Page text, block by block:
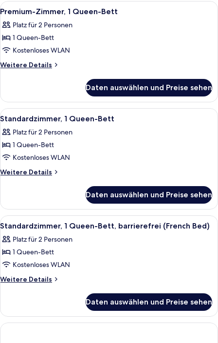
Alle
Fotos
für
Premium-
Zimmer,
1
anzeigen
Ein modernes Hotelzimmer mit
6
Premium-Zimmer, 1 Queen-Bett
Platz für 2 Personen
1 Queen-Bett
Kostenloses WLAN
Weitere Details
Weitere
Zimmer,
Queen-
Daten auswählen und Preise sehen
Alle
Fotos
für
Standardzimmer,
1
Queen-
Ein Hotelzimmer mit einem großen
4
Standardzimmer, 1 Queen-Bett
Platz für 2 Personen
1 Queen-Bett
Kostenloses WLAN
Weitere Details
Weitere
1
Queen-
Bett
Daten auswählen und Preise sehen
Alle
Fotos
für
Standardzimmer,
1
Queen-
(French
Bed)
anzeigen
Ein Hotelzimmer mit einem großen
3
Standardzimmer, 1 Queen-Bett, barrierefrei (French Bed)
Platz für 2 Personen
1 Queen-Bett
Kostenloses WLAN
Weitere Details
Weitere
1
Queen-
Bett,
Daten auswählen und Preise sehen